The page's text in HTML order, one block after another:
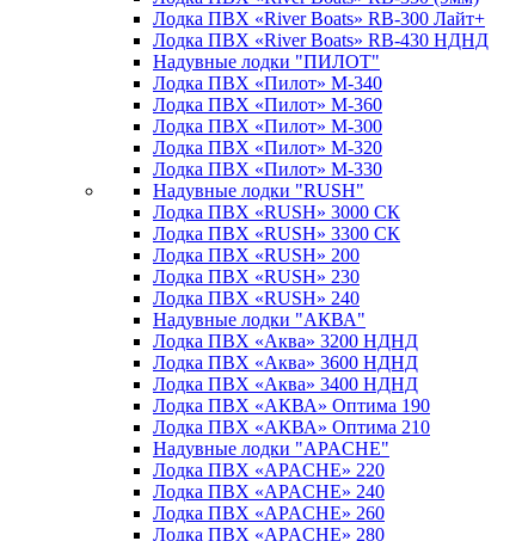
Лодка ПВХ «River Boats» RB-300 Лайт+
Лодка ПВХ «River Boats» RB-430 НДНД
Надувные лодки "ПИЛОТ"
Лодка ПВХ «Пилот» М-340
Лодка ПВХ «Пилот» М-360
Лодка ПВХ «Пилот» М-300
Лодка ПВХ «Пилот» М-320
Лодка ПВХ «Пилот» М-330
Надувные лодки "RUSH"
Лодка ПВХ «RUSH» 3000 СК
Лодка ПВХ «RUSH» 3300 СК
Лодка ПВХ «RUSH» 200
Лодка ПВХ «RUSH» 230
Лодка ПВХ «RUSH» 240
Надувные лодки "АКВА"
Лодка ПВХ «Аква» 3200 НДНД
Лодка ПВХ «Аква» 3600 НДНД
Лодка ПВХ «Аква» 3400 НДНД
Лодка ПВХ «АКВА» Оптима 190
Лодка ПВХ «АКВА» Оптима 210
Надувные лодки "APACHE"
Лодка ПВХ «APACHE» 220
Лодка ПВХ «APACHE» 240
Лодка ПВХ «APACHE» 260
Лодка ПВХ «APACHE» 280